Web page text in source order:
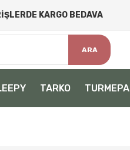
KARGO BEDAVA
ARA
TARKO TURMEPA